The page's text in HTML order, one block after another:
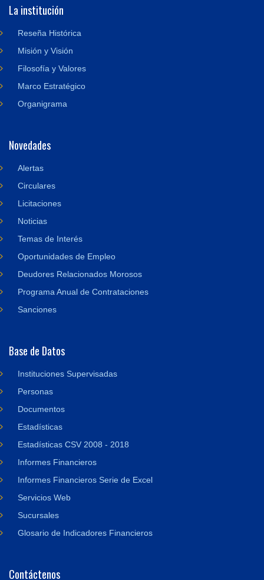
La institución
Reseña Histórica
Misión y Visión
Filosofía y Valores
Marco Estratégico
Organigrama
Novedades
Alertas
Circulares
Licitaciones
Noticias
Temas de Interés
Oportunidades de Empleo
Deudores Relacionados Morosos
Programa Anual de Contrataciones
Sanciones
Base de Datos
Instituciones Supervisadas
Personas
Documentos
Estadísticas
Estadísticas CSV 2008 - 2018
Informes Financieros
Informes Financieros Serie de Excel
Servicios Web
Sucursales
Glosario de Indicadores Financieros
Contáctenos